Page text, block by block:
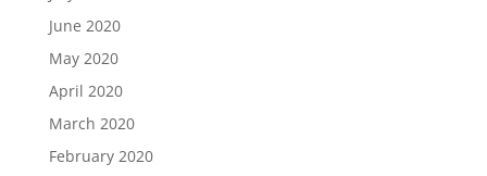
June 2020
May 2020
April 2020
March 2020
February 2020